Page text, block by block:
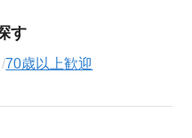
す
70歳以上歓迎